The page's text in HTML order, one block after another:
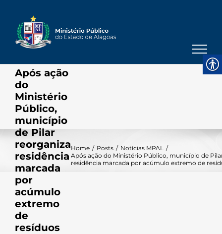
content
Após ação
do
Ministério
Público,
município
de Pilar
reorganiza
residência
marcada
por
acúmulo
extremo
de
resíduos
Home / Posts / Notícias MPAL /
Após ação do Ministério Público, município de
residência marcada por acúmulo extremo de